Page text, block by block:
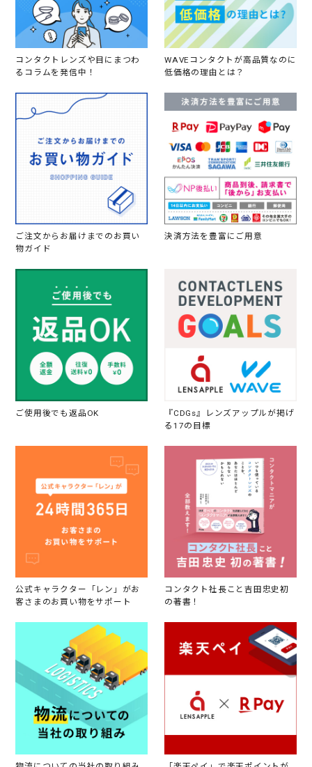
コンタクトレンズや目にまつわ
るコラムを発信中！
WAVEコンタクトが高品質なのに
低価格の理由とは？
ご注文からお届けまでのお買い
物ガイド
決済方法を豊富にご用意
ご使用後でも返品OK
『CDGs』レンズアップルが掲げ
る17の目標
公式キャラクター「レン」がお
客さまのお買い物をサポート
コンタクト社長こと吉田忠史初
の著書！